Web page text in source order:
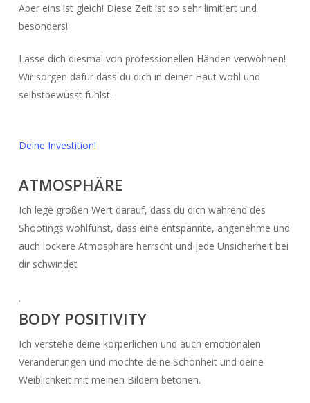
Aber eins ist gleich! Diese Zeit ist so sehr limitiert und
besonders!
Lasse dich diesmal von professionellen Händen verwöhnen!
Wir sorgen dafür dass du dich in deiner Haut wohl und
selbstbewusst fühlst.
Deine Investition!
ATMOSPHÄRE
Ich lege großen Wert darauf, dass du dich während des
Shootings wohlfühst, dass eine entspannte, angenehme und
auch lockere Atmosphäre herrscht und jede Unsicherheit bei
dir schwindet
BODY POSITIVITY
Ich verstehe deine körperlichen und auch emotionalen
Veränderungen und möchte deine Schönheit und deine
Weiblichkeit mit meinen Bildern betonen.